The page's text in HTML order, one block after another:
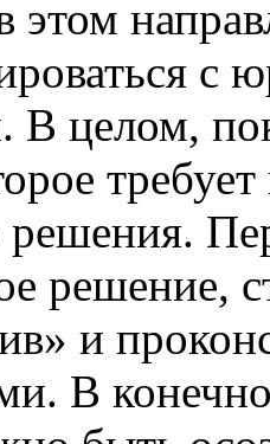
этом
с
В целом,
решения.
решение,
и
В